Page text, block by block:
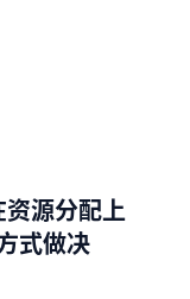
资源分配上
式做决